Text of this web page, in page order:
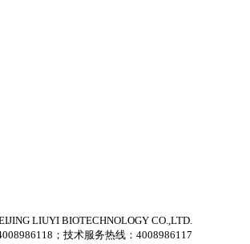
LIUYI BIOTECHNOLOGY CO.,LTD.
；技术服务热线：4008986117